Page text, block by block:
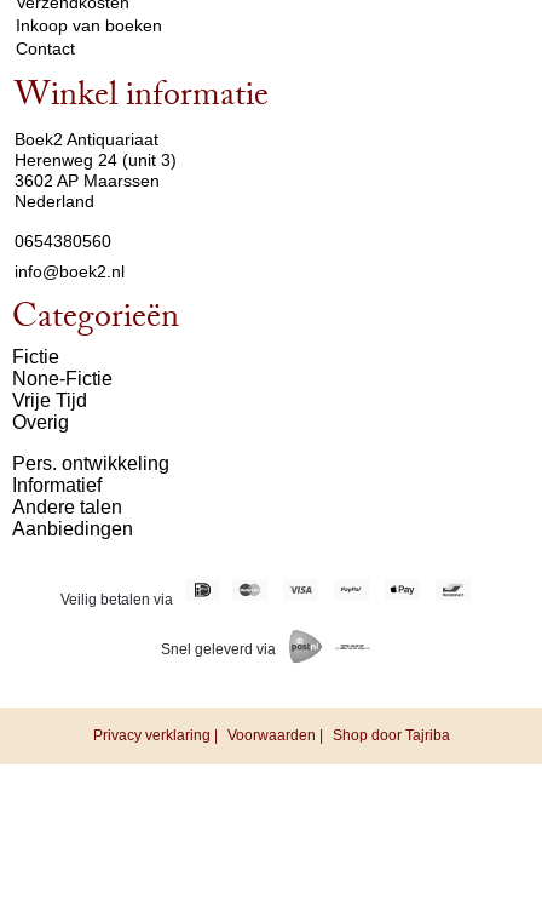
Inkoop van boeken
Contact
Winkel informatie
Boek2 Antiquariaat
Herenweg 24 (unit 3)
3602 AP Maarssen
Nederland
0654380560
info@boek2.nl
Categorieën
Fictie
None-Fictie
Vrije Tijd
Overig
Pers. ontwikkeling
Informatief
Andere talen
Aanbiedingen
Veilig betalen via
Snel geleverd via
Privacy verklaring | Voorwaarden | Shop door Tajriba